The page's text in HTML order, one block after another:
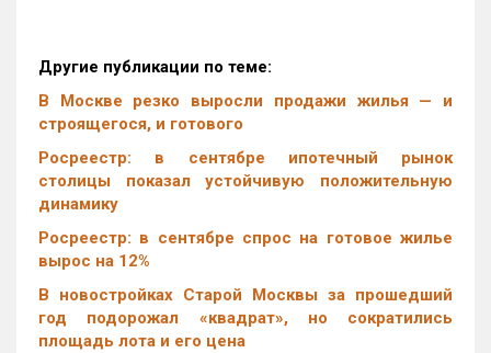
Другие публикации по теме:
В Москве резко выросли продажи жилья — и
строящегося, и готового
Росреестр: в сентябре ипотечный рынок
столицы показал устойчивую положительную
динамику
Росреестр: в сентябре спрос на готовое жилье
вырос на 12%
В новостройках Старой Москвы за прошедший
год подорожал «квадрат», но сократились
площадь лота и его цена